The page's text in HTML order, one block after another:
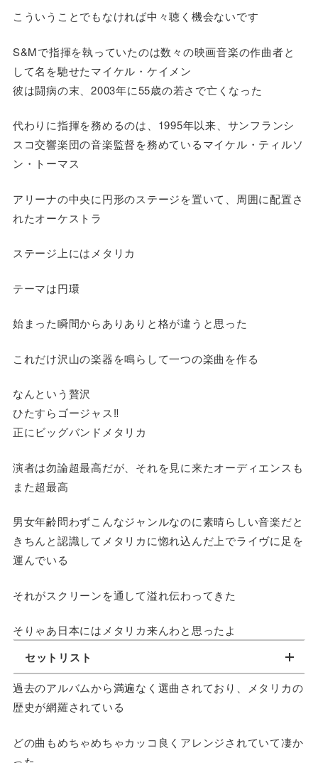
こういうことでもなければ中々聴く機会ないです
S&Mで指揮を執っていたのは数々の映画音楽の作曲者と
して名を馳せたマイケル・ケイメン
彼は闘病の末、2003年に55歳の若さで亡くなった
代わりに指揮を務めるのは、1995年以来、サンフランシ
スコ交響楽団の音楽監督を務めているマイケル・ティルソ
ン・トーマス
アリーナの中央に円形のステージを置いて、周囲に配置さ
れたオーケストラ
ステージ上にはメタリカ
テーマは円環
始まった瞬間からありありと格が違うと思った
これだけ沢山の楽器を鳴らして一つの楽曲を作る
なんという贅沢
ひたすらゴージャス‼
正にビッグバンドメタリカ
演者は勿論超最高だが、それを見に来たオーディエンスも
また超最高
男女年齢問わずこんなジャンルなのに素晴らしい音楽だと
きちんと認識してメタリカに惚れ込んだ上でライヴに足を
運んでいる
それがスクリーンを通して溢れ伝わってきた
そりゃあ日本にはメタリカ来んわと思ったよ
セットリスト
過去のアルバムから満遍なく選曲されており、メタリカの
歴史が網羅されている
どの曲もめちゃめちゃカッコ良くアレンジされていて凄か